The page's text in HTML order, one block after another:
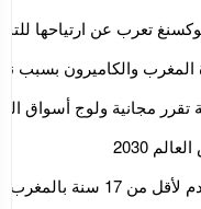
تعرب عن ارتياحها
المغرب والكاميرون بسبب
الداخلية تقرر مجانية ولوج
2030
قرعة مونديال السيدات لكرة